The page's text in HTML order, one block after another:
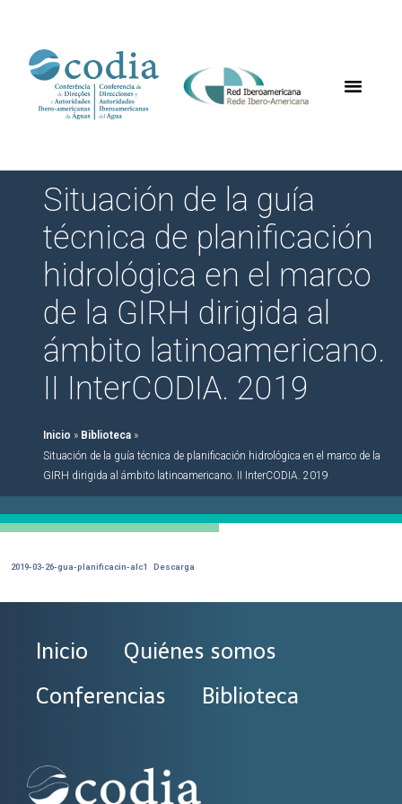
Situación de la guía
técnica de planificación
hidrológica en el marco
de la GIRH dirigida al
ámbito latinoamericano.
II InterCODIA. 2019
Inicio » Biblioteca »
Situación de la guía técnica de planificación hidrológica en el marco de la
GIRH dirigida al ámbito latinoamericano. II InterCODIA. 2019
2019-03-26-gua-planificacin-alc1 Descarga
Inicio
Quiénes somos
Conferencias
Biblioteca